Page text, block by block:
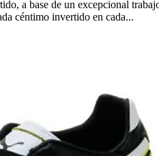
a base de un excepcional
céntimo invertido en cada...